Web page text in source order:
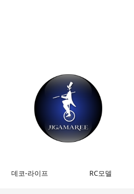
데코-라이프 RC모델